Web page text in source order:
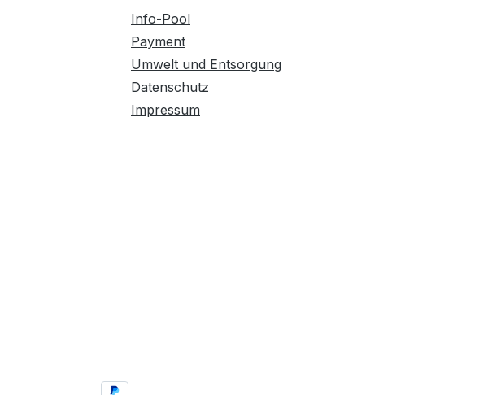
Info-Pool
Payment
Umwelt und Entsorgung
Datenschutz
Impressum